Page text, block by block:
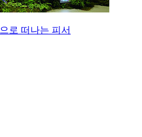
로 떠나는 피서